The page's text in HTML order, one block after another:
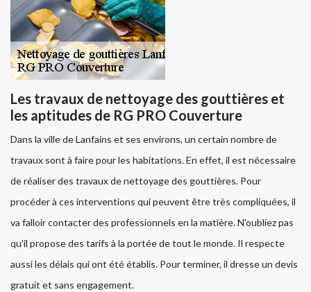
Les travaux de nettoyage des gouttières et
les aptitudes de RG PRO Couverture
Dans la ville de Lanfains et ses environs, un certain nombre de
travaux sont à faire pour les habitations. En effet, il est nécessaire
de réaliser des travaux de nettoyage des gouttières. Pour
procéder à ces interventions qui peuvent être très compliquées, il
va falloir contacter des professionnels en la matière. N'oubliez pas
qu'il propose des tarifs à la portée de tout le monde. Il respecte
aussi les délais qui ont été établis. Pour terminer, il dresse un devis
gratuit et sans engagement.